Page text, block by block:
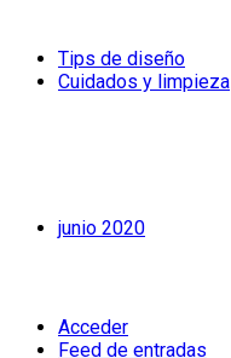
Tips de diseño
Cuidados y limpieza
junio 2020
Acceder
Feed de entradas